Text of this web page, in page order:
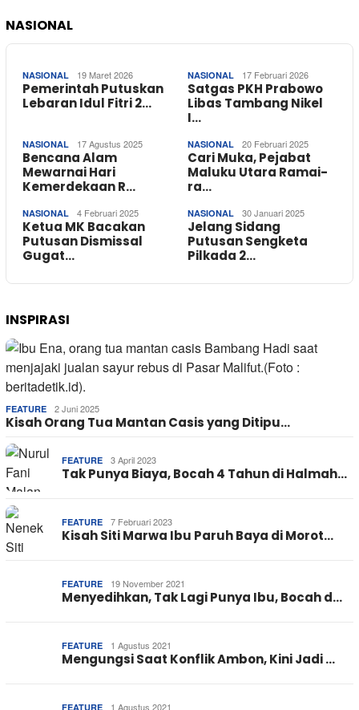
NASIONAL
NASIONAL 19 Maret 2026
Pemerintah Putuskan
Lebaran Idul Fitri 2…
NASIONAL 17 Februari 2026
Satgas PKH Prabowo
Libas Tambang Nikel
I…
NASIONAL 17 Agustus 2025
Bencana Alam
Mewarnai Hari
Kemerdekaan R…
NASIONAL 20 Februari 2025
Cari Muka, Pejabat
Maluku Utara Ramai-
ra…
NASIONAL 4 Februari 2025
Ketua MK Bacakan
Putusan Dismissal
Gugat…
NASIONAL 30 Januari 2025
Jelang Sidang
Putusan Sengketa
Pilkada 2…
INSPIRASI
FEATURE 2 Juni 2025
Kisah Orang Tua Mantan Casis yang Ditipu…
FEATURE 3 April 2023
Tak Punya Biaya, Bocah 4 Tahun di Halmah…
FEATURE 7 Februari 2023
Kisah Siti Marwa Ibu Paruh Baya di Morot…
FEATURE 19 November 2021
Menyedihkan, Tak Lagi Punya Ibu, Bocah d…
FEATURE 1 Agustus 2021
Mengungsi Saat Konflik Ambon, Kini Jadi …
FEATURE 1 Agustus 2021